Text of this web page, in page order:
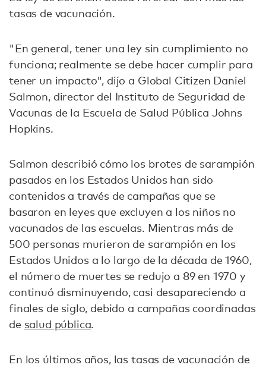
tasas de vacunación.
"En general, tener una ley sin cumplimiento no
funciona; realmente se debe hacer cumplir para
tener un impacto", dijo a Global Citizen Daniel
Salmon, director del Instituto de Seguridad de
Vacunas de la Escuela de Salud Pública Johns
Hopkins.
Salmon describió cómo los brotes de sarampión
pasados ​​en los Estados Unidos han sido
contenidos a través de campañas que se
basaron en leyes que excluyen a los niños no
vacunados de las escuelas. Mientras más de
500 personas murieron de sarampión en los
Estados Unidos a lo largo de la década de 1960,
el número de muertes se redujo a 89 en 1970 y
continuó disminuyendo, casi desapareciendo a
finales de siglo, debido a campañas coordinadas
de salud pública.
En los últimos años, las tasas de vacunación de